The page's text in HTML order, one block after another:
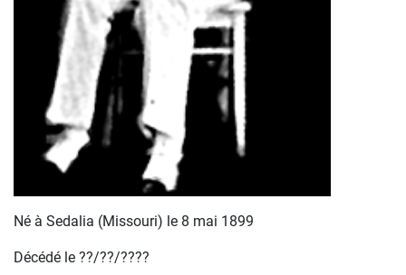
Né à Sedalia (Missouri) le 8 mai 1899
Décédé le ??/??/????